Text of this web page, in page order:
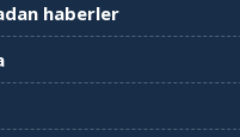
haberler